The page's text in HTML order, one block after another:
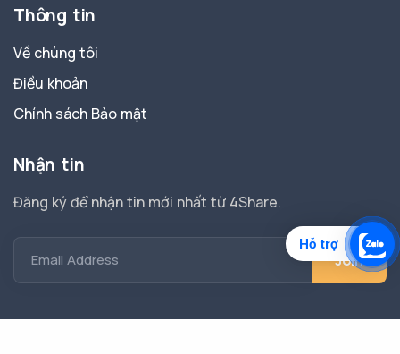
Thông tin
Về chúng tôi
Điều khoản
Chính sách Bảo mật
Nhận tin
Đăng ký để nhận tin mới nhất từ 4Share.
Email Address
Hỗ trợ